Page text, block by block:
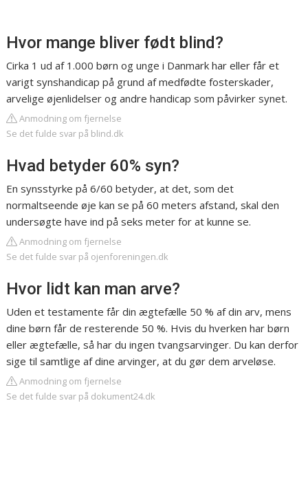
Hvor mange bliver født blind?
Cirka 1 ud af 1.000 børn og unge i Danmark har eller får et
varigt synshandicap på grund af medfødte fosterskader,
arvelige øjenlidelser og andre handicap som påvirker synet.
Anmodning om fjernelse
Se det fulde svar på blind.dk
Hvad betyder 60% syn?
En synsstyrke på 6/60 betyder, at det, som det
normaltseende øje kan se på 60 meters afstand, skal den
undersøgte have ind på seks meter for at kunne se.
Anmodning om fjernelse
Se det fulde svar på ojenforeningen.dk
Hvor lidt kan man arve?
Uden et testamente får din ægtefælle 50 % af din arv, mens
dine børn får de resterende 50 %. Hvis du hverken har børn
eller ægtefælle, så har du ingen tvangsarvinger. Du kan derfor
sige til samtlige af dine arvinger, at du gør dem arveløse.
Anmodning om fjernelse
Se det fulde svar på dokument24.dk